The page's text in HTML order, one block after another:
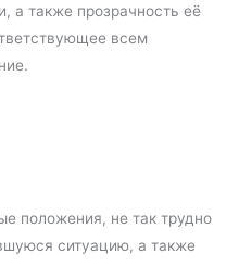
а также прозрачность её
всем
положения, не так трудно
ситуацию, а также